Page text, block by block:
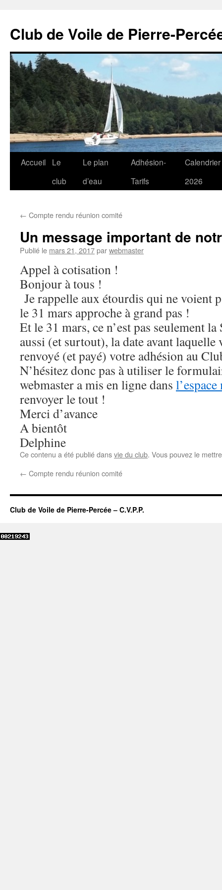
Club de Voile de Pierre-
Aller
Accueil
Le
club
Le plan
d’eau
Adhésion-
Tarifs
Calendrier
2026
← Compte rendu réunion comité
Un message important de
Publié le mars 21, 2017parwebmaster
Appel à cotisation !
Bonjour à tous !
Je rappelle aux étourdis qui ne voient
le 31 mars approche à grand pas !
Et le 31 mars, ce n’est pas seulement
aussi (et surtout), la date avant laquelle
renvoyé (et payé) votre adhésion au
N’hésitez donc pas à utiliser le
webmaster a mis en ligne dans
renvoyer le tout !
Merci d’avance
A bientôt
Delphine
Ce contenu a été publié dansvie du club. Vous pouvez le
← Compte rendu réunion comité
Club de Voile de Pierre-Percée – C.V.P.P.